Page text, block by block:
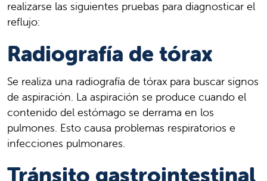
realizarse las siguientes pruebas para diagnosticar el
reflujo:
Radiografía de tórax
Se realiza una radiografía de tórax para buscar signos
de aspiración. La aspiración se produce cuando el
contenido del estómago se derrama en los
pulmones. Esto causa problemas respiratorios e
infecciones pulmonares.
Tránsito gastrointestinal